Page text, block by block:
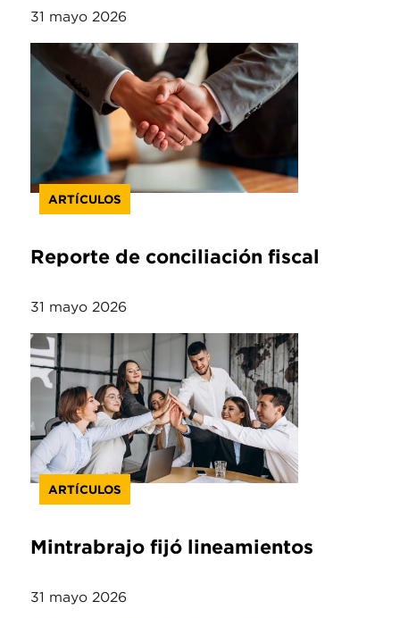
31 mayo 2026
ARTÍCULOS
Reporte de conciliación fiscal
31 mayo 2026
ARTÍCULOS
Mintrabrajo fijó lineamientos
31 mayo 2026